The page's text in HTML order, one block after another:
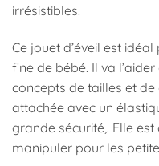
irrésistibles.
Ce jouet d’éveil est
fine de bébé. Il va
concepts de tailles et
attachée avec un
grande sécurité,. Elle
manipuler pour les